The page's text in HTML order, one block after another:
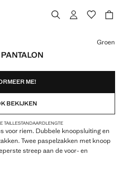
[€ 59,99 ]
Groen
ME!
BEKIJKEN
TAILLESTANDAARDLENGTE
voor riem. Dubbele knoopsluiting en
Twee paspelzakken met knoop
streep aan de voor- en